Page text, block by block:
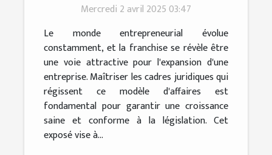
businessMercredi 2 avril 2025 03:47
Le monde entrepreneurial évolue
constamment, et la franchise se révèle être
une voie attractive pour l'expansion d'une
entreprise. Maîtriser les cadres juridiques qui
régissent ce modèle d'affaires est
fondamental pour garantir une croissance
saine et conforme à la législation. Cet
exposé vise à...